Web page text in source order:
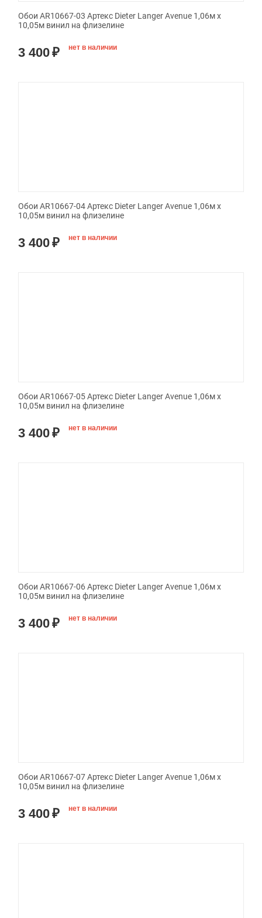
Обои AR10667-03 Артекс Dieter Langer Avenue 1,06м х
10,05м винил на флизелине
3 400₽ нет в наличии
Обои AR10667-04 Артекс Dieter Langer Avenue 1,06м х
10,05м винил на флизелине
3 400₽ нет в наличии
Обои AR10667-05 Артекс Dieter Langer Avenue 1,06м х
10,05м винил на флизелине
3 400₽ нет в наличии
Обои AR10667-06 Артекс Dieter Langer Avenue 1,06м х
10,05м винил на флизелине
3 400₽ нет в наличии
Обои AR10667-07 Артекс Dieter Langer Avenue 1,06м х
10,05м винил на флизелине
3 400₽ нет в наличии